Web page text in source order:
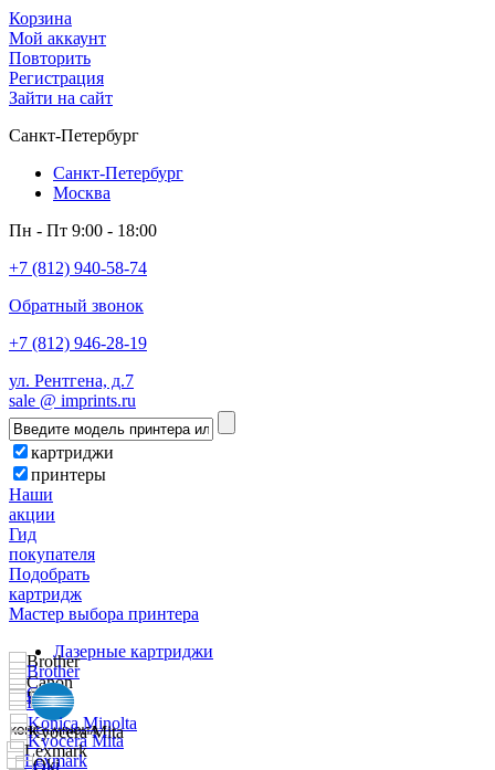
Корзина
Мой аккаунт
Повторить
Регистрация
Зайти на сайт
Санкт-Петербург
Санкт-Петербург
Москва
Пн - Пт 9:00 - 18:00
+7 (812) 940-58-74
Обратный звонок
+7 (812) 946-28-19
ул. Рентгена, д.7
sale @ imprints.ru
картриджи
принтеры
Наши
акции
Гид
покупателя
Подобрать
картридж
Мастер выбора принтера
Лазерные картриджи